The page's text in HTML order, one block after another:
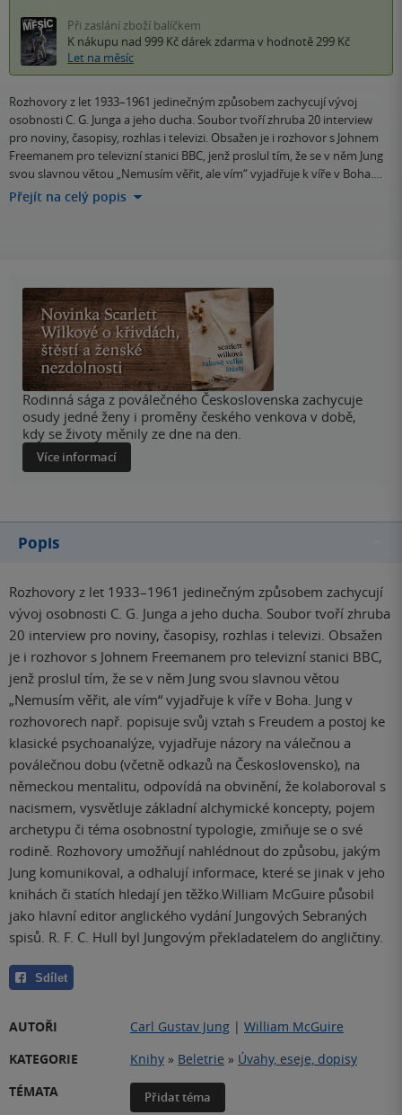
Při zaslání zboží balíčkem
K nákupu nad 999 Kč dárek zdarma v hodnotě 299 Kč
Let na měsíc
Rozhovory z let 1933–1961 jedinečným způsobem zachycují vývoj
osobnosti C. G. Junga a jeho ducha. Soubor tvoří zhruba 20 interview
pro noviny, časopisy, rozhlas i televizi. Obsažen je i rozhovor s Johnem
Freemanem pro televizní stanici BBC, jenž proslul tím, že se v něm Jung
svou slavnou větou „Nemusím věřit, ale vím“ vyjadřuje k víře v Boha.…
Přejít na celý popis
Rodinná sága z poválečného Československa zachycuje
osudy jedné ženy i proměny českého venkova v době,
kdy se životy měnily ze dne na den.
Více informací
Popis
Rozhovory z let 1933–1961 jedinečným způsobem zachycují
vývoj osobnosti C. G. Junga a jeho ducha. Soubor tvoří zhruba
20 interview pro noviny, časopisy, rozhlas i televizi. Obsažen
je i rozhovor s Johnem Freemanem pro televizní stanici BBC,
jenž proslul tím, že se v něm Jung svou slavnou větou
„Nemusím věřit, ale vím“ vyjadřuje k víře v Boha. Jung v
rozhovorech např. popisuje svůj vztah s Freudem a postoj ke
klasické psychoanalýze, vyjadřuje názory na válečnou a
poválečnou dobu (včetně odkazů na Československo), na
německou mentalitu, odpovídá na obvinění, že kolaboroval s
nacismem, vysvětluje základní alchymické koncepty, pojem
archetypu či téma osobnostní typologie, zmiňuje se o své
rodině. Rozhovory umožňují nahlédnout do způsobu, jakým
Jung komunikoval, a odhalují informace, které se jinak v jeho
knihách či statích hledají jen těžko.William McGuire působil
jako hlavní editor anglického vydání Jungových Sebraných
spisů. R. F. C. Hull byl Jungovým překladatelem do angličtiny.
Sdílet
AUTOŘI Carl Gustav Jung | William McGuire
KATEGORIE
Knihy » Beletrie » Úvahy, eseje, dopisy
TÉMATA
Přidat téma